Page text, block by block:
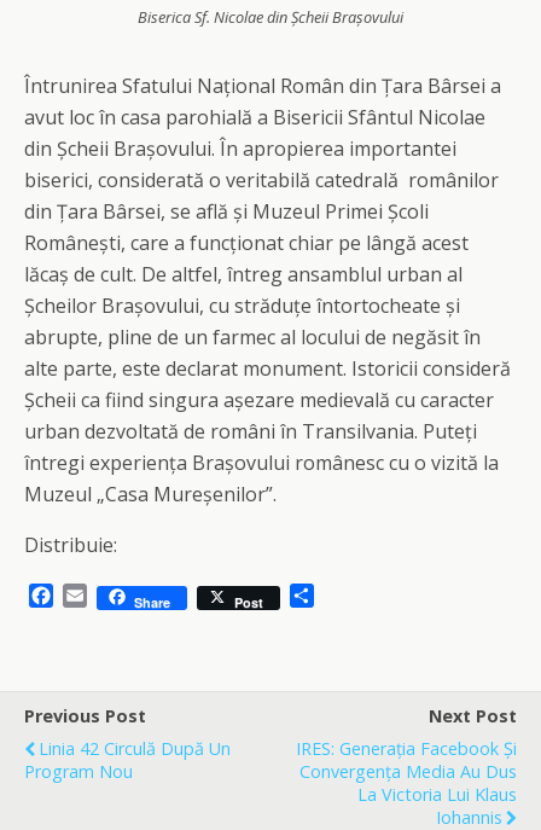
Biserica Sf. Nicolae din Șcheii Brașovului
Întrunirea Sfatului Național Român din Țara Bârsei a
avut loc în casa parohială a Bisericii Sfântul Nicolae
din Șcheii Brașovului. În apropierea importantei
biserici, considerată o veritabilă catedrală românilor
din Țara Bârsei, se află și Muzeul Primei Școli
Românești, care a funcționat chiar pe lângă acest
lăcaș de cult. De altfel, întreg ansamblul urban al
Șcheilor Brașovului, cu străduțe întortocheate și
abrupte, pline de un farmec al locului de negăsit în
alte parte, este declarat monument. Istoricii consideră
Șcheii ca fiind singura așezare medievală cu caracter
urban dezvoltată de români în Transilvania. Puteți
întregi experiența Brașovului românesc cu o vizită la
Muzeul „Casa Mureșenilor”.
Distribuie:
b
o
o
k
E
m
l
Share Post
e
Previous Post
Linia 42 Circulă După Un
Program Nou
Next Post
IRES: Generația Facebook Și
Convergența Media Au Dus
La Victoria Lui Klaus
Iohannis